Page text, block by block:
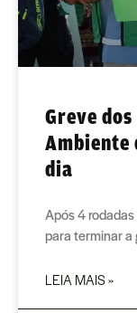
Greve
Ambiente
dia
Após 4
para terminar a
LEIA MAIS »